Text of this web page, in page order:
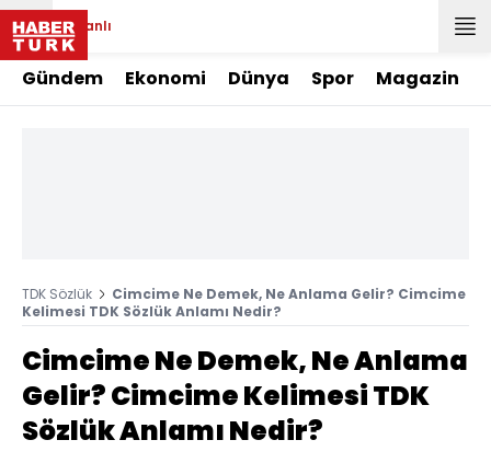
Canlı
Gündem Ekonomi Dünya Spor Magazin
TDK Sözlük
Cimcime Ne Demek, Ne Anlama Gelir? Cimcime
Kelimesi TDK Sözlük Anlamı Nedir?
Cimcime Ne Demek, Ne Anlama
Gelir? Cimcime Kelimesi TDK
Sözlük Anlamı Nedir?